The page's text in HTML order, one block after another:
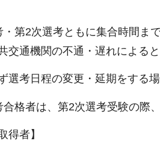
第2次選考ともに集合時間ま
交通機関の不通・遅れによる
選考日程の変更・延期をする場
格者は、第2次選考受験の際
得者】